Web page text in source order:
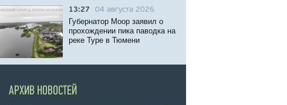
13:27 04 августа 2026
Губернатор Моор заявил о
прохождении пика паводка на
реке Туре в Тюмени
АРХИВ НОВОСТЕЙ